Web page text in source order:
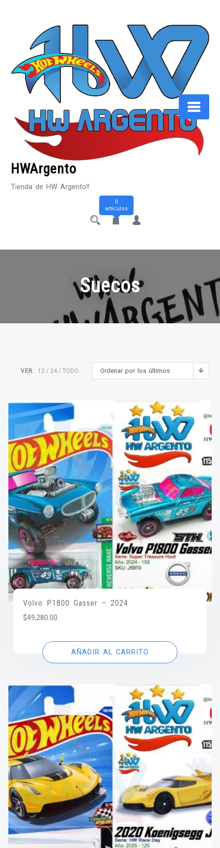
HWArgento
Tienda de HW Argento!!
0
artículos
Suecos
Ordenar por los últimos
VER: 12 24 TODO:
Volvo P1800 Gasser – 2024
$49,280.00
AÑADIR AL CARRITO